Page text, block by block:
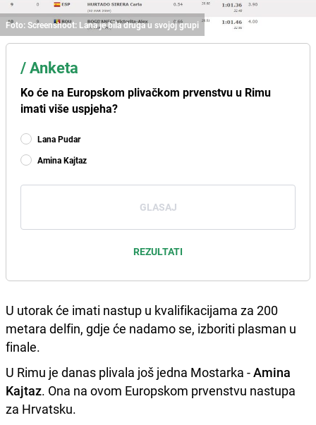
Foto: Screenshoot: Lana je bila druga u svojoj grupi
/Anketa
Ko će na Europskom plivačkom prvenstvu u Rimu
imati više uspjeha?
Lana Pudar
Amina Kajtaz
GLASAJ
REZULTATI
U utorak će imati nastup u kvalifikacijama za 200
metara delfin, gdje će nadamo se, izboriti plasman u
finale.
U Rimu je danas plivala još jedna Mostarka -Amina
Kajtaz. Ona na ovom Europskom prvenstvu nastupa
za Hrvatsku.